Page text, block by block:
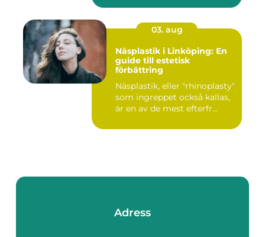
03. aug
Näsplastik i Linköping: En
guide till estetisk
förbättring
Näsplastik, eller "rhinoplasty"
som ingreppet också kallas,
är en av de mest efterfr...
Adress